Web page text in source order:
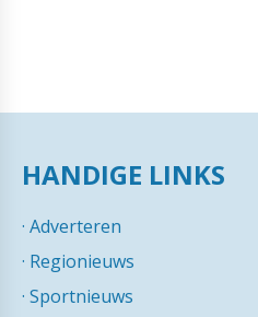
HANDIGE LINKS
· Adverteren
· Regionieuws
· Sportnieuws